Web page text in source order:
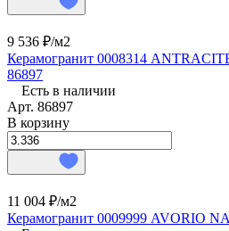
9 536 ₽/м2
Керамогранит 0008314
86897
Есть в наличии
Арт. 86897
В корзину
11 004 ₽/м2
Керамогранит 0009999 AVORIO